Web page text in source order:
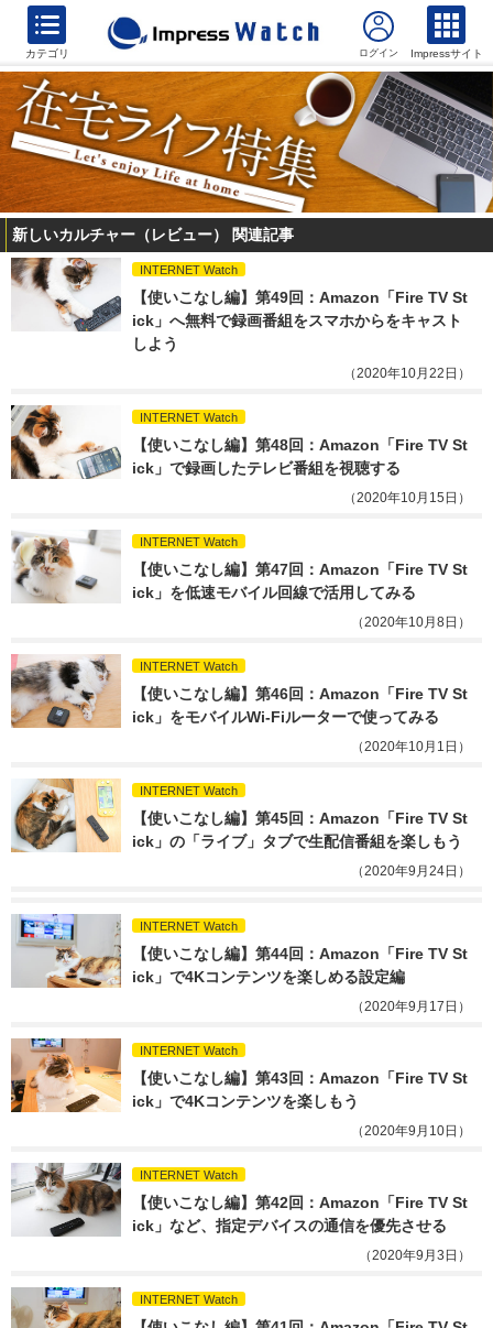
カテゴリ Impressサイト
新しいカルチャー（レビュー） 関連記事
INTERNET Watch
【使いこなし編】第49回：Amazon「Fire TV St
ick」へ無料で録画番組をスマホからをキャスト
しよう
（2020年10月22日）
INTERNET Watch
【使いこなし編】第48回：Amazon「Fire TV St
ick」で録画したテレビ番組を視聴する
（2020年10月15日）
INTERNET Watch
【使いこなし編】第47回：Amazon「Fire TV St
ick」を低速モバイル回線で活用してみる
（2020年10月8日）
INTERNET Watch
【使いこなし編】第46回：Amazon「Fire TV St
ick」をモバイルWi-Fiルーターで使ってみる
（2020年10月1日）
INTERNET Watch
【使いこなし編】第45回：Amazon「Fire TV St
ick」の「ライブ」タブで生配信番組を楽しもう
（2020年9月24日）
INTERNET Watch
【使いこなし編】第44回：Amazon「Fire TV St
ick」で4Kコンテンツを楽しめる設定編
（2020年9月17日）
INTERNET Watch
【使いこなし編】第43回：Amazon「Fire TV St
ick」で4Kコンテンツを楽しもう
（2020年9月10日）
INTERNET Watch
【使いこなし編】第42回：Amazon「Fire TV St
ick」など、指定デバイスの通信を優先させる
（2020年9月3日）
INTERNET Watch